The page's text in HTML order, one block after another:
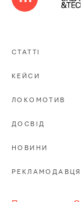
СТАТТІ
КЕЙСИ
ЛОКОМОТИВ
ДОСВІД
НОВИНИ